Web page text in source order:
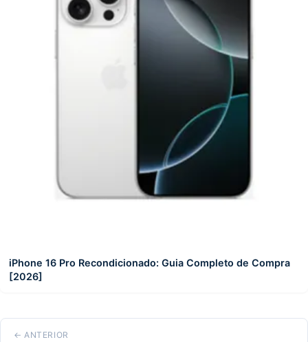
iPhone 16 Pro Recondicionado: Guia Completo de Compra
[2026]
← ANTERIOR